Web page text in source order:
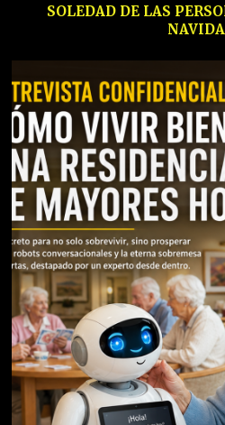
SOLEDAD DE LAS